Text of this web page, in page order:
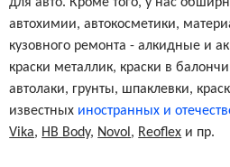
автохимии, автокосметики,
кузовного ремонта - алкидные и
краски металлик, краски в
автолаки, грунты, шпаклевки,
известных иностранных и
Vika, HB Body, Novol , Reoflex и пр.